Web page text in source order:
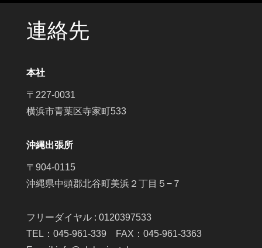
連絡先
本社
〒227-0031
横浜市青葉区寺家町533
沖縄出張所
〒904-0115
沖縄県中頭郡北谷町美浜２丁目５−７
フリーダイヤル : 0120397533
TEL：045-961-339 FAX：045-961-3363